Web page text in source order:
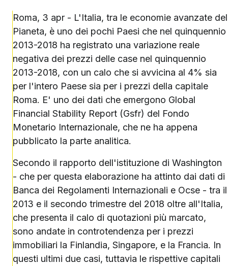
Roma, 3 apr - L'Italia, tra le economie avanzate del
Pianeta, è uno dei pochi Paesi che nel quinquennio
2013-2018 ha registrato una variazione reale
negativa dei prezzi delle case nel quinquennio
2013-2018, con un calo che si avvicina al 4% sia
per l'intero Paese sia per i prezzi della capitale
Roma. E' uno dei dati che emergono Global
Financial Stability Report (Gsfr) del Fondo
Monetario Internazionale, che ne ha appena
pubblicato la parte analitica.
Secondo il rapporto dell'istituzione di Washington
- che per questa elaborazione ha attinto dai dati di
Banca dei Regolamenti Internazionali e Ocse - tra il
2013 e il secondo trimestre del 2018 oltre all'Italia,
che presenta il calo di quotazioni più marcato,
sono andate in controtendenza per i prezzi
immobiliari la Finlandia, Singapore, e la Francia. In
questi ultimi due casi, tuttavia le rispettive capitali